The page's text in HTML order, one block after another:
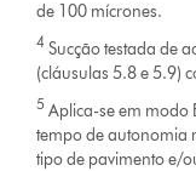
de 100 mícrones.
4 Sucção testada de
(cláusulas 5.8 e 5.9)
5 Aplica-se em modo
tempo de autonomia
tipo de pavimento e/